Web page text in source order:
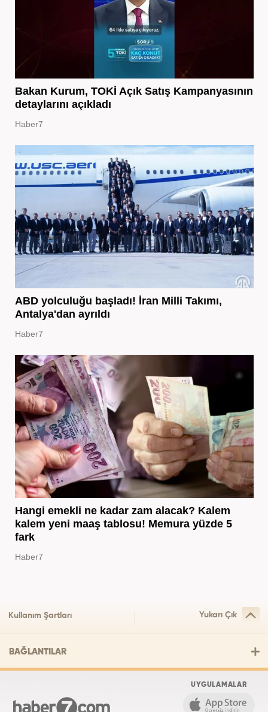
Bakan Kurum, TOKİ Açık Satış Kampanyasının
detaylarını açıkladı
Haber7
ABD yolculuğu başladı! İran Milli Takımı,
Antalya'dan ayrıldı
Haber7
Hangi emekli ne kadar zam alacak? Kalem
kalem yeni maaş tablosu! Memura yüzde 5
fark
Haber7
Kullanım Şartları Yukarı Çık
BAĞLANTILAR
UYGULAMALAR